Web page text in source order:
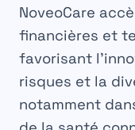
NoveoCare
financières et
favorisant
risques et la
notamment